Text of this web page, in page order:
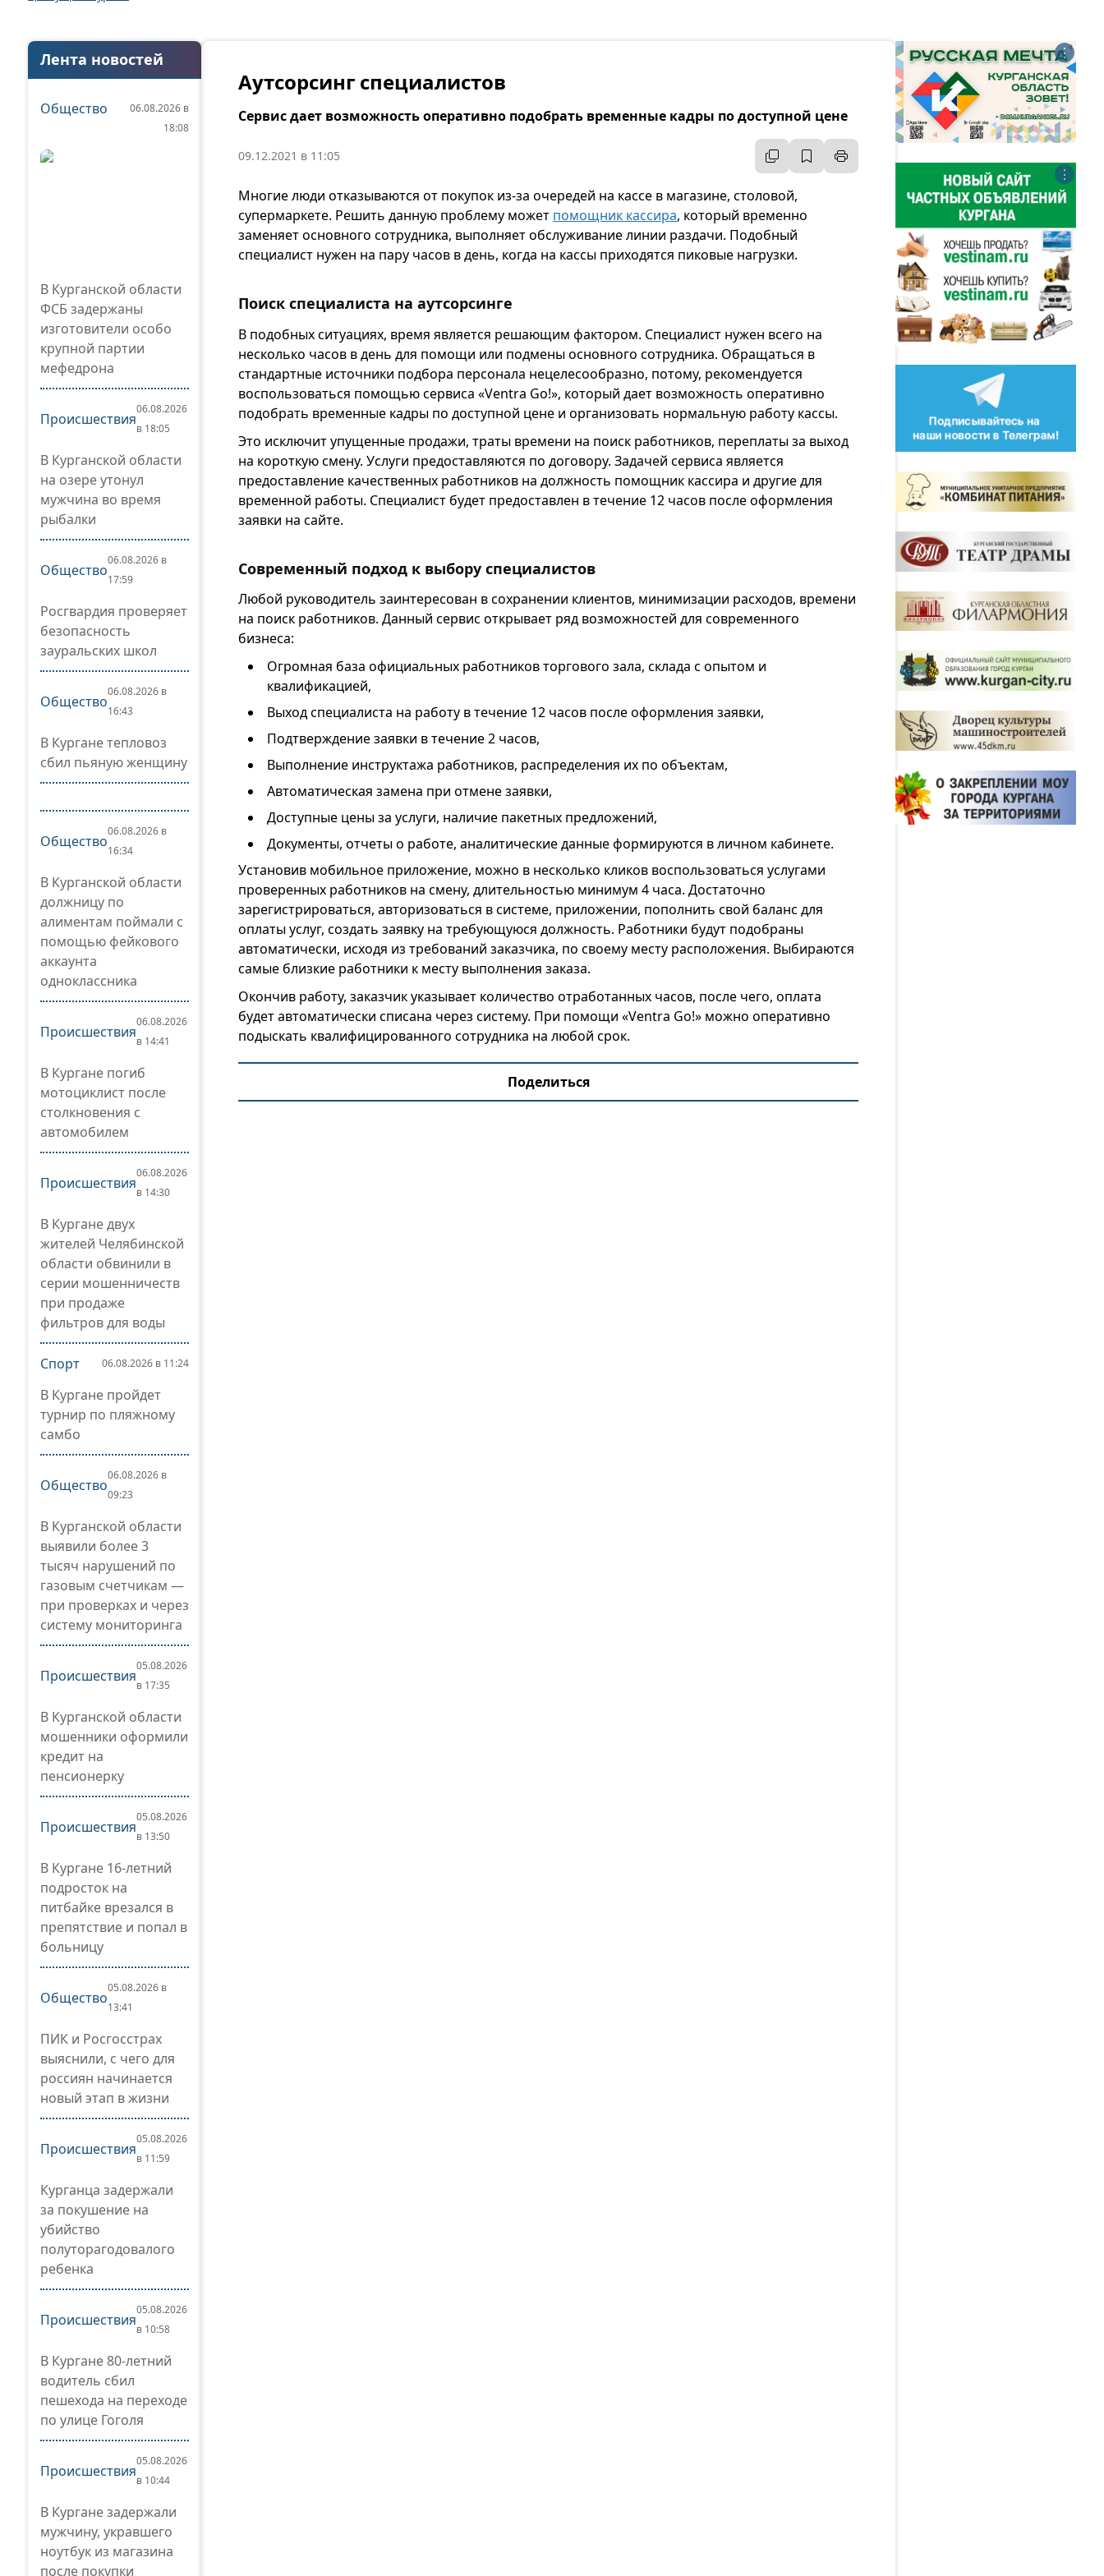
Лента новостей
Общество
06.08.2026 в
18:08
В Курганской области
ФСБ задержаны
изготовители особо
крупной партии
мефедрона
Происшествия
06.08.2026
в 18:05
В Курганской области
на озере утонул
мужчина во время
рыбалки
Общество
06.08.2026 в
17:59
Росгвардия проверяет
безопасность
зауральских школ
Общество
06.08.2026 в
16:43
В Кургане тепловоз
сбил пьяную женщину
Общество
06.08.2026 в
16:34
В Курганской области
должницу по
алиментам поймали с
помощью фейкового
аккаунта
одноклассника
Происшествия
06.08.2026
в 14:41
В Кургане погиб
мотоциклист после
столкновения с
автомобилем
Происшествия
06.08.2026
в 14:30
В Кургане двух
жителей Челябинской
области обвинили в
серии мошенничеств
при продаже
фильтров для воды
Спорт 06.08.2026 в 11:24
В Кургане пройдет
турнир по пляжному
самбо
Общество
06.08.2026 в
09:23
В Курганской области
выявили более 3
тысяч нарушений по
газовым счетчикам —
при проверках и через
систему мониторинга
Происшествия
05.08.2026
в 17:35
В Курганской области
мошенники оформили
кредит на
пенсионерку
Происшествия
05.08.2026
в 13:50
В Кургане 16-летний
подросток на
питбайке врезался в
препятствие и попал в
больницу
Общество
05.08.2026 в
13:41
ПИК и Росгосстрах
выяснили, с чего для
россиян начинается
новый этап в жизни
Происшествия
05.08.2026
в 11:59
Курганца задержали
за покушение на
убийство
полуторагодовалого
ребенка
Происшествия
05.08.2026
в 10:58
В Кургане 80-летний
водитель сбил
пешехода на переходе
по улице Гоголя
Происшествия
05.08.2026
в 10:44
В Кургане задержали
мужчину, укравшего
ноутбук из магазина
после покупки
Аутсорсинг специалистов
Сервис дает возможность оперативно подобрать временные кадры по доступной цене
09.12.2021 в 11:05
Многие люди отказываются от покупок из-за очередей на кассе в магазине, столовой,
супермаркете. Решить данную проблему может помощник кассира, который временно
заменяет основного сотрудника, выполняет обслуживание линии раздачи. Подобный
специалист нужен на пару часов в день, когда на кассы приходятся пиковые нагрузки.
Поиск специалиста на аутсорсинге
В подобных ситуациях, время является решающим фактором. Специалист нужен всего на
несколько часов в день для помощи или подмены основного сотрудника. Обращаться в
стандартные источники подбора персонала нецелесообразно, потому, рекомендуется
воспользоваться помощью сервиса «Ventra Go!», который дает возможность оперативно
подобрать временные кадры по доступной цене и организовать нормальную работу кассы.
Это исключит упущенные продажи, траты времени на поиск работников, переплаты за выход
на короткую смену. Услуги предоставляются по договору. Задачей сервиса является
предоставление качественных работников на должность помощник кассира и другие для
временной работы. Специалист будет предоставлен в течение 12 часов после оформления
заявки на сайте.
Современный подход к выбору специалистов
Любой руководитель заинтересован в сохранении клиентов, минимизации расходов, времени
на поиск работников. Данный сервис открывает ряд возможностей для современного
бизнеса:
Огромная база официальных работников торгового зала, склада с опытом и
квалификацией,
Выход специалиста на работу в течение 12 часов после оформления заявки,
Подтверждение заявки в течение 2 часов,
Выполнение инструктажа работников, распределения их по объектам,
Автоматическая замена при отмене заявки,
Доступные цены за услуги, наличие пакетных предложений,
Документы, отчеты о работе, аналитические данные формируются в личном кабинете.
Установив мобильное приложение, можно в несколько кликов воспользоваться услугами
проверенных работников на смену, длительностью минимум 4 часа. Достаточно
зарегистрироваться, авторизоваться в системе, приложении, пополнить свой баланс для
оплаты услуг, создать заявку на требующуюся должность. Работники будут подобраны
автоматически, исходя из требований заказчика, по своему месту расположения. Выбираются
самые близкие работники к месту выполнения заказа.
Окончив работу, заказчик указывает количество отработанных часов, после чего, оплата
будет автоматически списана через систему. При помощи «Ventra Go!» можно оперативно
подыскать квалифицированного сотрудника на любой срок.
Поделиться
⋮
⋮